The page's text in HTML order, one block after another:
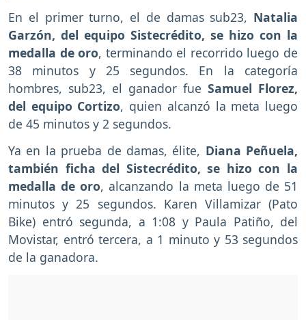
En el primer turno, el de damas sub23, Natalia
Garzón, del equipo Sistecrédito, se hizo con la
medalla de oro, terminando el recorrido luego de
38 minutos y 25 segundos. En la categoría
hombres, sub23, el ganador fue Samuel Florez,
del equipo Cortizo, quien alcanzó la meta luego
de 45 minutos y 2 segundos.
Ya en la prueba de damas, élite, Diana Peñuela,
también ficha del Sistecrédito, se hizo con la
medalla de oro, alcanzando la meta luego de 51
minutos y 25 segundos. Karen Villamizar (Pato
Bike) entró segunda, a 1:08 y Paula Patiño, del
Movistar, entró tercera, a 1 minuto y 53 segundos
de la ganadora.